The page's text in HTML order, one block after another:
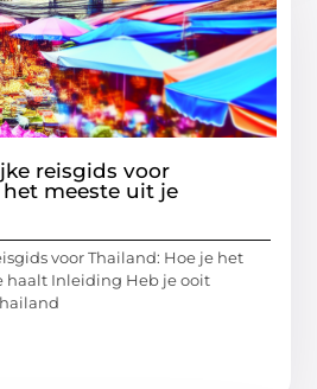
reisgids voor
meeste uit je
voor Thailand: Hoe je het
haalt Inleiding Heb je ooit